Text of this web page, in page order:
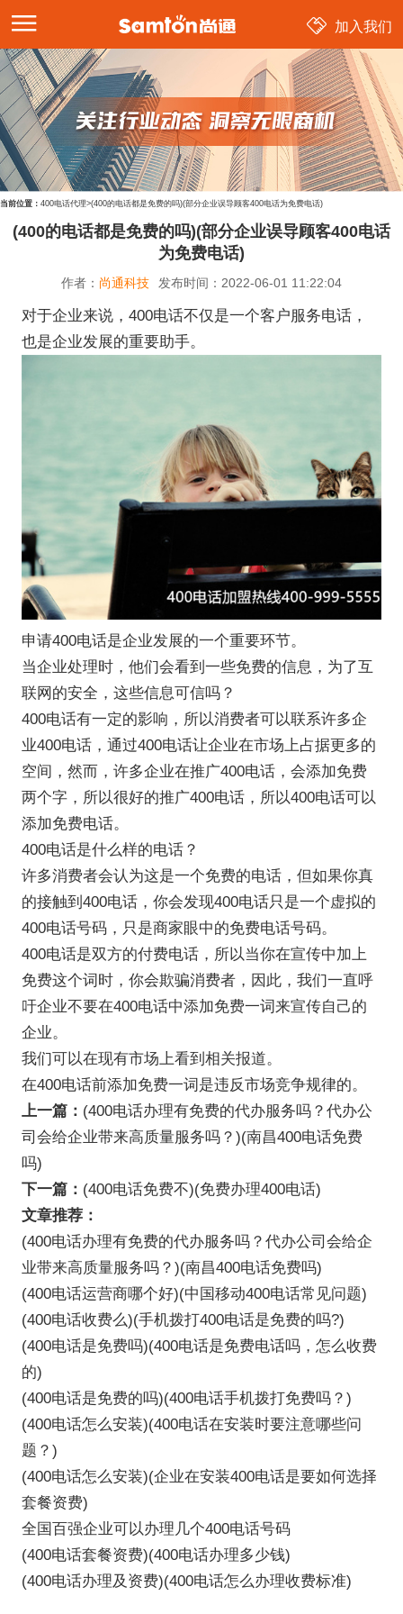
加入我们
当前位置： 400电话代理>(400的电话都是免费的吗)(部分企业误导顾客400电话为免费电话)
(400的电话都是免费的吗)(部分企业误导顾客400电话
为免费电话)
作者： 尚通科技 发布时间： 2022-06-01 11:22:04
对于企业来说，400电话不仅是一个客户服务电话，
也是企业发展的重要助手。
申请400电话是企业发展的一个重要环节。
当企业处理时，他们会看到一些免费的信息，为了互
联网的安全，这些信息可信吗？
400电话有一定的影响，所以消费者可以联系许多企
业400电话，通过400电话让企业在市场上占据更多的
空间，然而，许多企业在推广400电话，会添加免费
两个字，所以很好的推广400电话，所以400电话可以
添加免费电话。
400电话是什么样的电话？
许多消费者会认为这是一个免费的电话，但如果你真
的接触到400电话，你会发现400电话只是一个虚拟的
400电话号码，只是商家眼中的免费电话号码。
400电话是双方的付费电话，所以当你在宣传中加上
免费这个词时，你会欺骗消费者，因此，我们一直呼
吁企业不要在400电话中添加免费一词来宣传自己的
企业。
我们可以在现有市场上看到相关报道。
在400电话前添加免费一词是违反市场竞争规律的。
上一篇： (400电话办理有免费的代办服务吗？代办公
司会给企业带来高质量服务吗？)(南昌400电话免费
吗)
下一篇： (400电话免费不)(免费办理400电话)
文章推荐：
(400电话办理有免费的代办服务吗？代办公司会给企
业带来高质量服务吗？)(南昌400电话免费吗)
(400电话运营商哪个好)(中国移动400电话常见问题)
(400电话收费么)(手机拨打400电话是免费的吗?)
(400电话是免费吗)(400电话是免费电话吗，怎么收费
的)
(400电话是免费的吗)(400电话手机拨打免费吗？)
(400电话怎么安装)(400电话在安装时要注意哪些问
题？)
(400电话怎么安装)(企业在安装400电话是要如何选择
套餐资费)
全国百强企业可以办理几个400电话号码
(400电话套餐资费)(400电话办理多少钱)
(400电话办理及资费)(400电话怎么办理收费标准)